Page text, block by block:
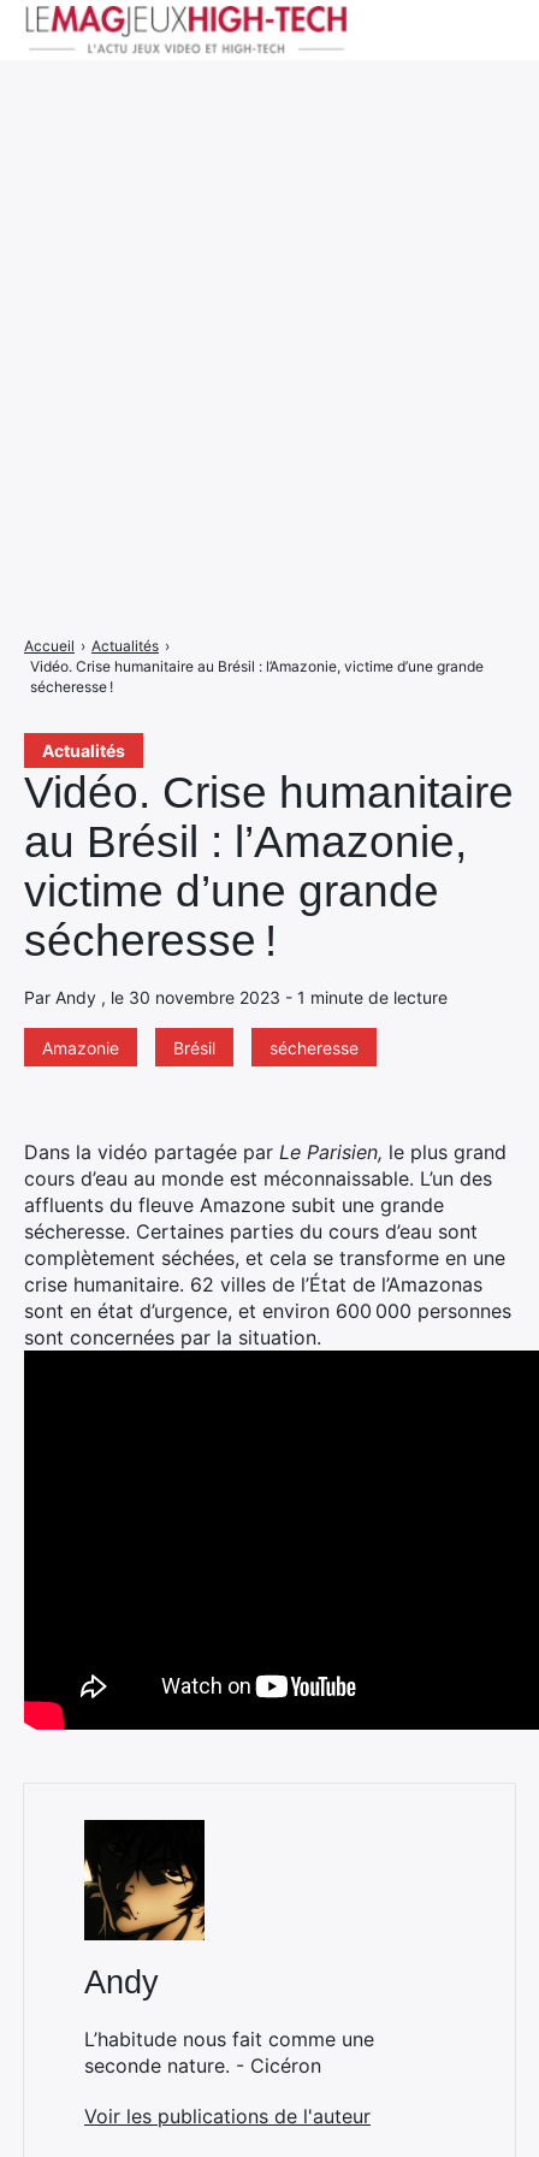
Actualités
Vidéo. Crise humanitaire
au Brésil : l’Amazonie,
victime d’une grande
sécheresse !
Par Andy , le 30 novembre 2023 - 1 minute de lecture
Amazonie Brésil sécheresse
Accueil › Actualités ›
Vidéo. Crise humanitaire au Brésil : l’Amazonie, victime d’une grande
sécheresse !
Dans la vidéo partagée par Le Parisien, le plus grand
cours d’eau au monde est méconnaissable. L’un des
affluents du fleuve Amazone subit une grande
sécheresse. Certaines parties du cours d’eau sont
complètement séchées, et cela se transforme en une
crise humanitaire. 62 villes de l’État de l’Amazonas
sont en état d’urgence, et environ 600 000 personnes
sont concernées par la situation.
Andy
L’habitude nous fait comme une
seconde nature. - Cicéron
Voir les publications de l'auteur